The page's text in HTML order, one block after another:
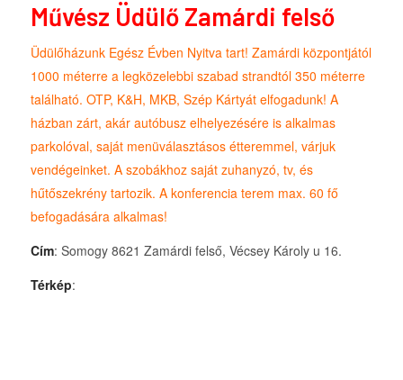
Művész Üdülő Zamárdi felső
Üdülőházunk Egész Évben Nyitva tart! Zamárdi központjától
1000 méterre a legközelebbi szabad strandtól 350 méterre
található. OTP, K&H, MKB, Szép Kártyát elfogadunk! A
házban zárt, akár autóbusz elhelyezésére is alkalmas
parkolóval, saját menüválasztásos étteremmel, várjuk
vendégeinket. A szobákhoz saját zuhanyzó, tv, és
hűtőszekrény tartozik. A konferencia terem max. 60 fő
befogadására alkalmas!
Cím: Somogy 8621 Zamárdi felső, Vécsey Károly u 16.
Térkép: